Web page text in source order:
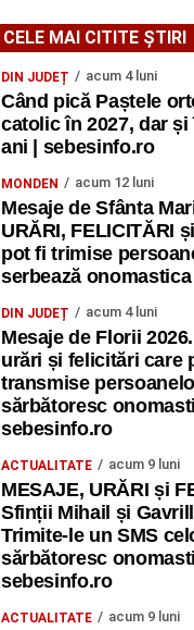
CELE MAI CITITE ȘTIRI
DIN JUDEȚ acum 4 luni
Când pică Paștele
catolic în 2027, dar
ani | sebesinfo.ro
MONDEN acum 12 luni
Mesaje de Sfânta
URĂRI, FELICITĂRI
pot fi trimise
serbează
DIN JUDEȚ acum 4 luni
Mesaje de Florii
urări și felicitări care
transmise
sărbătoresc
sebesinfo.ro
ACTUALITATE acum 9 luni
MESAJE, URĂRI și
Sfinții Mihail și
Trimite-le un SMS
sărbătoresc
sebesinfo.ro
ACTUALITATE acum 9 luni